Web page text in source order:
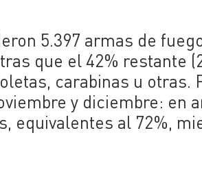
5.397 armas de
que el 42% restante
carabinas u otras.
y diciembre: en
equivalentes al 72%,